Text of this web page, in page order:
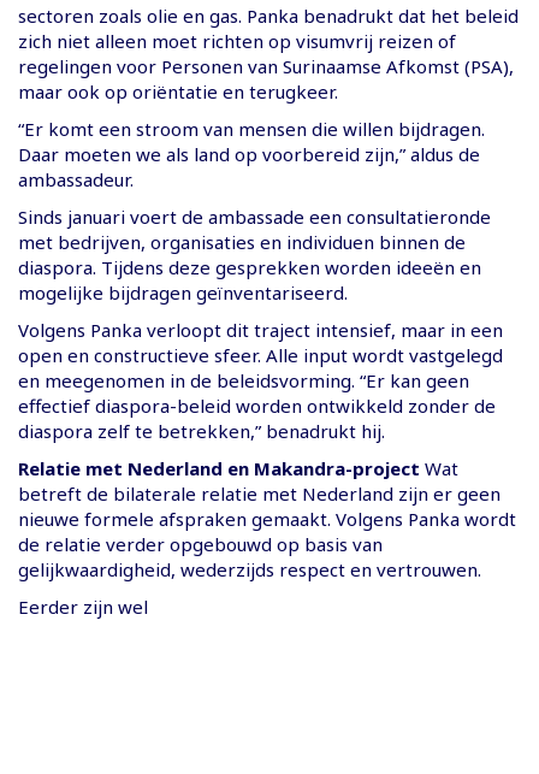
sectoren zoals olie en gas. Panka benadrukt dat het beleid
zich niet alleen moet richten op visumvrij reizen of
regelingen voor Personen van Surinaamse Afkomst (PSA),
maar ook op oriëntatie en terugkeer.
“Er komt een stroom van mensen die willen bijdragen.
Daar moeten we als land op voorbereid zijn,” aldus de
ambassadeur.
Sinds januari voert de ambassade een consultatieronde
met bedrijven, organisaties en individuen binnen de
diaspora. Tijdens deze gesprekken worden ideeën en
mogelijke bijdragen geïnventariseerd.
Volgens Panka verloopt dit traject intensief, maar in een
open en constructieve sfeer. Alle input wordt vastgelegd
en meegenomen in de beleidsvorming. “Er kan geen
effectief diaspora-beleid worden ontwikkeld zonder de
diaspora zelf te betrekken,” benadrukt hij.
Relatie met Nederland en Makandra-project Wat
betreft de bilaterale relatie met Nederland zijn er geen
nieuwe formele afspraken gemaakt. Volgens Panka wordt
de relatie verder opgebouwd op basis van
gelijkwaardigheid, wederzijds respect en vertrouwen.
Eerder zijn wel